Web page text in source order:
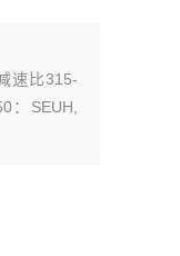
速比315-
：SEUH,